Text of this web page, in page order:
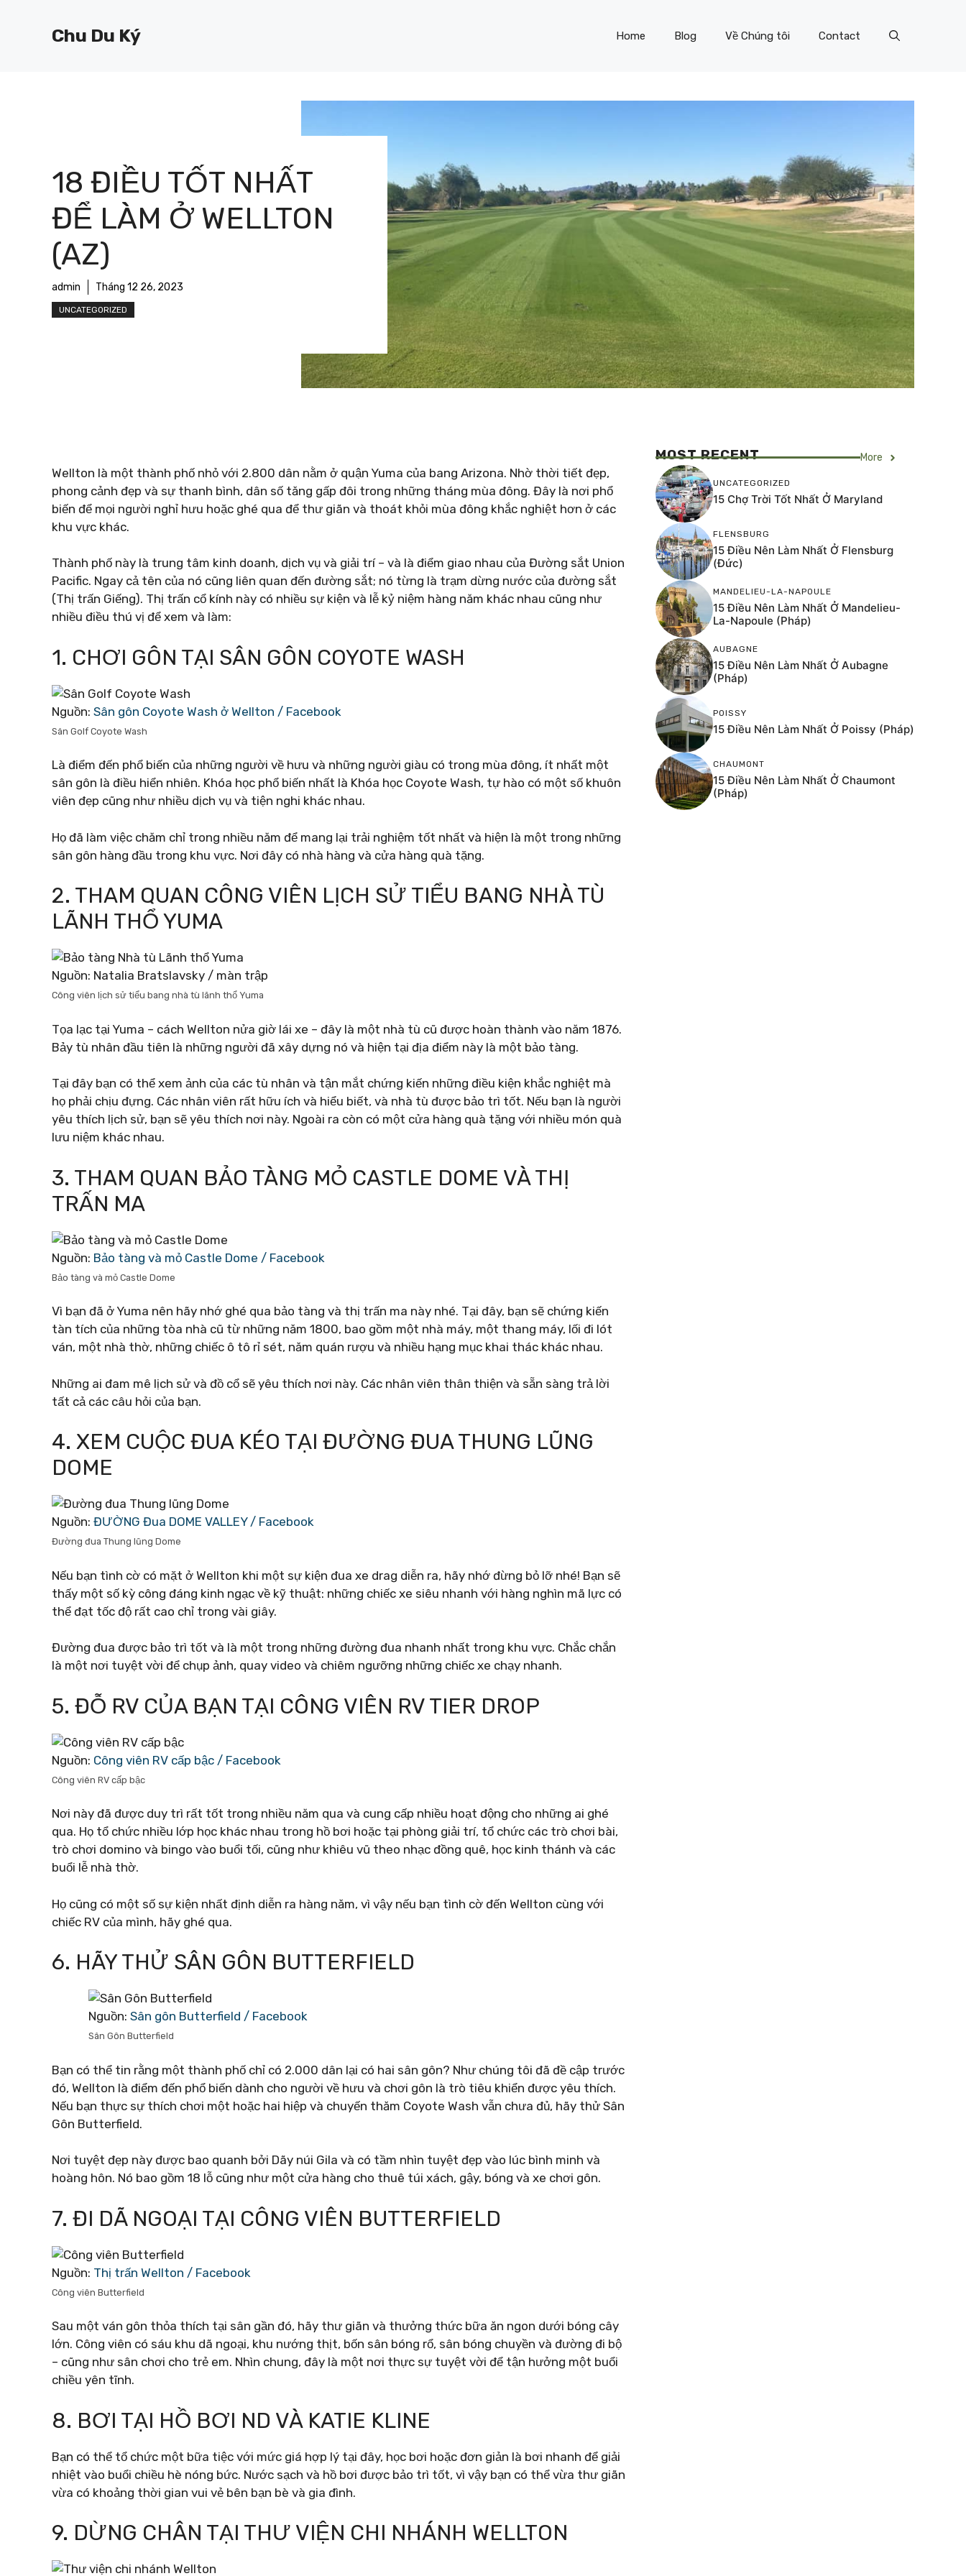
Chu Du Ký Home Blog Về Chúng tôi Contact
18 ĐIỀU TỐT NHẤT
ĐỂ LÀM Ở WELLTON
(AZ)
admin Tháng 12 26, 2023
UNCATEGORIZED
Wellton là một thành phố nhỏ với 2.800 dân nằm ở quận Yuma của bang Arizona. Nhờ thời tiết đẹp,
phong cảnh đẹp và sự thanh bình, dân số tăng gấp đôi trong những tháng mùa đông. Đây là nơi phổ
biến để mọi người nghỉ hưu hoặc ghé qua để thư giãn và thoát khỏi mùa đông khắc nghiệt hơn ở các
khu vực khác.
Thành phố này là trung tâm kinh doanh, dịch vụ và giải trí – và là điểm giao nhau của Đường sắt Union
Pacific. Ngay cả tên của nó cũng liên quan đến đường sắt; nó từng là trạm dừng nước của đường sắt
(Thị trấn Giếng). Thị trấn cổ kính này có nhiều sự kiện và lễ kỷ niệm hàng năm khác nhau cũng như
nhiều điều thú vị để xem và làm:
1. CHƠI GÔN TẠI SÂN GÔN COYOTE WASH
Nguồn: Sân gôn Coyote Wash ở Wellton / Facebook
Sân Golf Coyote Wash
Là điểm đến phổ biến của những người về hưu và những người giàu có trong mùa đông, ít nhất một
sân gôn là điều hiển nhiên. Khóa học phổ biến nhất là Khóa học Coyote Wash, tự hào có một số khuôn
viên đẹp cũng như nhiều dịch vụ và tiện nghi khác nhau.
Họ đã làm việc chăm chỉ trong nhiều năm để mang lại trải nghiệm tốt nhất và hiện là một trong những
sân gôn hàng đầu trong khu vực. Nơi đây có nhà hàng và cửa hàng quà tặng.
2. THAM QUAN CÔNG VIÊN LỊCH SỬ TIỂU BANG NHÀ TÙ
LÃNH THỔ YUMA
Nguồn: Natalia Bratslavsky / màn trập
Công viên lịch sử tiểu bang nhà tù lãnh thổ Yuma
Tọa lạc tại Yuma – cách Wellton nửa giờ lái xe – đây là một nhà tù cũ được hoàn thành vào năm 1876.
Bảy tù nhân đầu tiên là những người đã xây dựng nó và hiện tại địa điểm này là một bảo tàng.
Tại đây bạn có thể xem ảnh của các tù nhân và tận mắt chứng kiến ​​những điều kiện khắc nghiệt mà
họ phải chịu đựng. Các nhân viên rất hữu ích và hiểu biết, và nhà tù được bảo trì tốt. Nếu bạn là người
yêu thích lịch sử, bạn sẽ yêu thích nơi này. Ngoài ra còn có một cửa hàng quà tặng với nhiều món quà
lưu niệm khác nhau.
3. THAM QUAN BẢO TÀNG MỎ CASTLE DOME VÀ THỊ
TRẤN MA
Nguồn: Bảo tàng và mỏ Castle Dome / Facebook
Bảo tàng và mỏ Castle Dome
Vì bạn đã ở Yuma nên hãy nhớ ghé qua bảo tàng và thị trấn ma này nhé. Tại đây, bạn sẽ chứng kiến ​​
tàn tích của những tòa nhà cũ từ những năm 1800, bao gồm một nhà máy, một thang máy, lối đi lót
ván, một nhà thờ, những chiếc ô tô rỉ sét, năm quán rượu và nhiều hạng mục khai thác khác nhau.
Những ai đam mê lịch sử và đồ cổ sẽ yêu thích nơi này. Các nhân viên thân thiện và sẵn sàng trả lời
tất cả các câu hỏi của bạn.
4. XEM CUỘC ĐUA KÉO TẠI ĐƯỜNG ĐUA THUNG LŨNG
DOME
Nguồn: ĐƯỜNG Đua DOME VALLEY / Facebook
Đường đua Thung lũng Dome
Nếu bạn tình cờ có mặt ở Wellton khi một sự kiện đua xe drag diễn ra, hãy nhớ đừng bỏ lỡ nhé! Bạn sẽ
thấy một số kỳ công đáng kinh ngạc về kỹ thuật: những chiếc xe siêu nhanh với hàng nghìn mã lực có
thể đạt tốc độ rất cao chỉ trong vài giây.
Đường đua được bảo trì tốt và là một trong những đường đua nhanh nhất trong khu vực. Chắc chắn
là một nơi tuyệt vời để chụp ảnh, quay video và chiêm ngưỡng những chiếc xe chạy nhanh.
5. ĐỖ RV CỦA BẠN TẠI CÔNG VIÊN RV TIER DROP
Nguồn: Công viên RV cấp bậc / Facebook
Công viên RV cấp bậc
Nơi này đã được duy trì rất tốt trong nhiều năm qua và cung cấp nhiều hoạt động cho những ai ghé
qua. Họ tổ chức nhiều lớp học khác nhau trong hồ bơi hoặc tại phòng giải trí, tổ chức các trò chơi bài,
trò chơi domino và bingo vào buổi tối, cũng như khiêu vũ theo nhạc đồng quê, học kinh thánh và các
buổi lễ nhà thờ.
Họ cũng có một số sự kiện nhất định diễn ra hàng năm, vì vậy nếu bạn tình cờ đến Wellton cùng với
chiếc RV của mình, hãy ghé qua.
6. HÃY THỬ SÂN GÔN BUTTERFIELD
Nguồn: Sân gôn Butterfield / Facebook
Sân Gôn Butterfield
Bạn có thể tin rằng một thành phố chỉ có 2.000 dân lại có hai sân gôn? Như chúng tôi đã đề cập trước
đó, Wellton là điểm đến phổ biến dành cho người về hưu và chơi gôn là trò tiêu khiển được yêu thích.
Nếu bạn thực sự thích chơi một hoặc hai hiệp và chuyến thăm Coyote Wash vẫn chưa đủ, hãy thử Sân
Gôn Butterfield.
Nơi tuyệt đẹp này được bao quanh bởi Dãy núi Gila và có tầm nhìn tuyệt đẹp vào lúc bình minh và
hoàng hôn. Nó bao gồm 18 lỗ cũng như một cửa hàng cho thuê túi xách, gậy, bóng và xe chơi gôn.
7. ĐI DÃ NGOẠI TẠI CÔNG VIÊN BUTTERFIELD
Nguồn: Thị trấn Wellton / Facebook
Công viên Butterfield
Sau một ván gôn thỏa thích tại sân gần đó, hãy thư giãn và thưởng thức bữa ăn ngon dưới bóng cây
lớn. Công viên có sáu khu dã ngoại, khu nướng thịt, bốn sân bóng rổ, sân bóng chuyền và đường đi bộ
– cũng như sân chơi cho trẻ em. Nhìn chung, đây là một nơi thực sự tuyệt vời để tận hưởng một buổi
chiều yên tĩnh.
8. BƠI TẠI HỒ BƠI ND VÀ KATIE KLINE
Bạn có thể tổ chức một bữa tiệc với mức giá hợp lý tại đây, học bơi hoặc đơn giản là bơi nhanh để giải
nhiệt vào buổi chiều hè nóng bức. Nước sạch và hồ bơi được bảo trì tốt, vì vậy bạn có thể vừa thư giãn
vừa có khoảng thời gian vui vẻ bên bạn bè và gia đình.
9. DỪNG CHÂN TẠI THƯ VIỆN CHI NHÁNH WELLTON
MOST RECENT More
UNCATEGORIZED
15 Chợ Trời Tốt Nhất Ở Maryland
FLENSBURG
15 Điều Nên Làm Nhất Ở Flensburg
(Đức)
MANDELIEU-LA-NAPOULE
15 Điều Nên Làm Nhất Ở Mandelieu-
La-Napoule (Pháp)
AUBAGNE
15 Điều Nên Làm Nhất Ở Aubagne
(Pháp)
POISSY
15 Điều Nên Làm Nhất Ở Poissy (Pháp)
CHAUMONT
15 Điều Nên Làm Nhất Ở Chaumont
(Pháp)